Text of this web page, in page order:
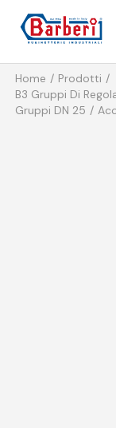
Home
Prodotti
B3 Gruppi Di
Gruppi DN 25